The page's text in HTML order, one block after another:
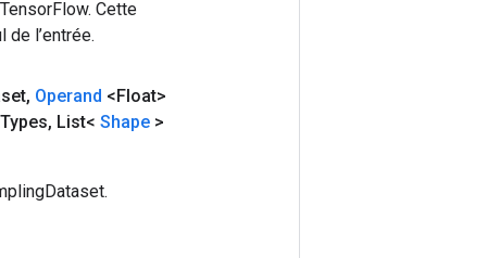
Cette
l’entrée.
, Operand <Float>
Types, List< Shape >